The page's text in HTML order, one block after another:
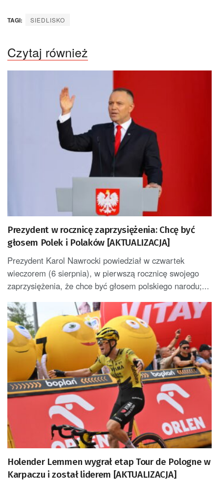
TAGI: SIEDLISKO
Czytaj również
Prezydent w rocznicę zaprzysiężenia: Chcę być
głosem Polek i Polaków [AKTUALIZACJA]
Prezydent Karol Nawrocki powiedział w czwartek
wieczorem (6 sierpnia), w pierwszą rocznicę swojego
zaprzysiężenia, że chce być głosem polskiego narodu;...
Holender Lemmen wygrał etap Tour de Pologne w
Karpaczu i został liderem [AKTUALIZACJA]